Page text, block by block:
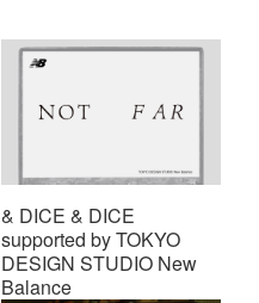
& DICE & DICE
supported by TOKYO
DESIGN STUDIO New
Balance